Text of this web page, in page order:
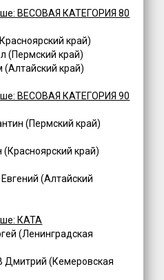
ВЕСОВАЯ КАТЕГОРИЯ 80
(Красноярский край)
(Пермский край)
(Алтайский край)
ВЕСОВАЯ КАТЕГОРИЯ 90
(Пермский край)
(Красноярский край)
(Алтайский
КАТА
(Ленинградская
(Кемеровская